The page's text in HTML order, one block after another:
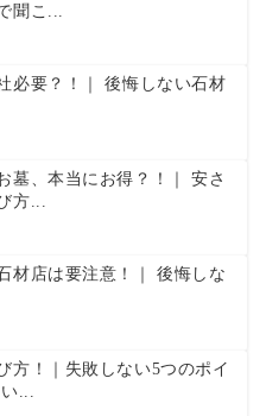
聞こ...
必要？！｜ 後悔しない石材
墓、本当にお得？！｜ 安さ
方...
材店は要注意！｜ 後悔しな
方！｜失敗しない5つのポイ
...